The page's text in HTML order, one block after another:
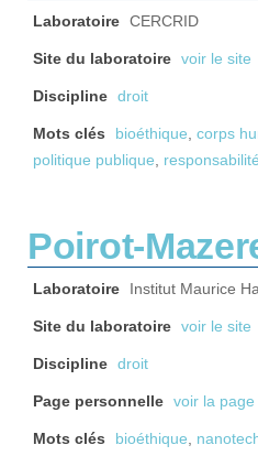
Laboratoire CERCRID
Site du laboratoire voir le site
Discipline droit
Mots clés bioéthique, corps
politique publique, responsabilité
Poirot-
Laboratoire Institut Maurice
Site du laboratoire voir le site
Discipline droit
Page personnelle voir la page
Mots clés bioéthique,